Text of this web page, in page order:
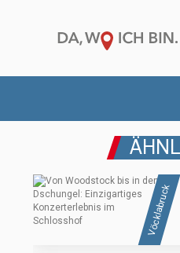
Vöcklabruck